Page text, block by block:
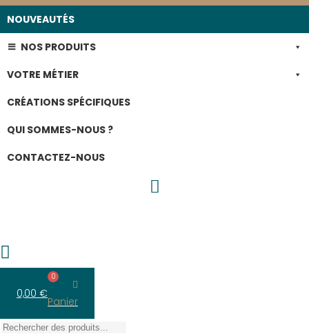
NOUVEAUTÉS
NOS PRODUITS
VOTRE MÉTIER
CRÉATIONS SPÉCIFIQUES
QUI SOMMES-NOUS ?
CONTACTEZ-NOUS
0,00 €
0
Panier
Recherche